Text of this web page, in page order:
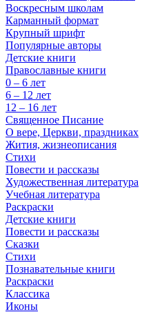
Воскресным школам
Карманный формат
Крупный шрифт
Популярные авторы
Детские книги
Православные книги
0 – 6 лет
6 – 12 лет
12 – 16 лет
Священное Писание
О вере, Церкви, праздниках
Жития, жизнеописания
Стихи
Повести и рассказы
Художественная литература
Учебная литература
Раскраски
Детские книги
Повести и рассказы
Сказки
Стихи
Познавательные книги
Раскраски
Классика
Иконы